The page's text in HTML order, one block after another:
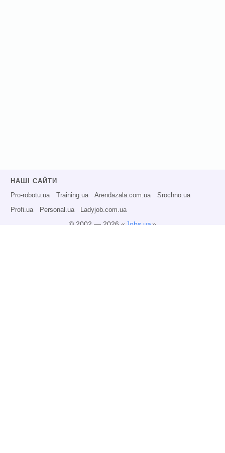
НАШІ САЙТИ
Pro-robotu.ua Training.ua Arendazala.com.ua Srochno.ua
Profi.ua Personal.ua Ladyjob.com.ua
© 2002 — 2026 « Jobs.ua»